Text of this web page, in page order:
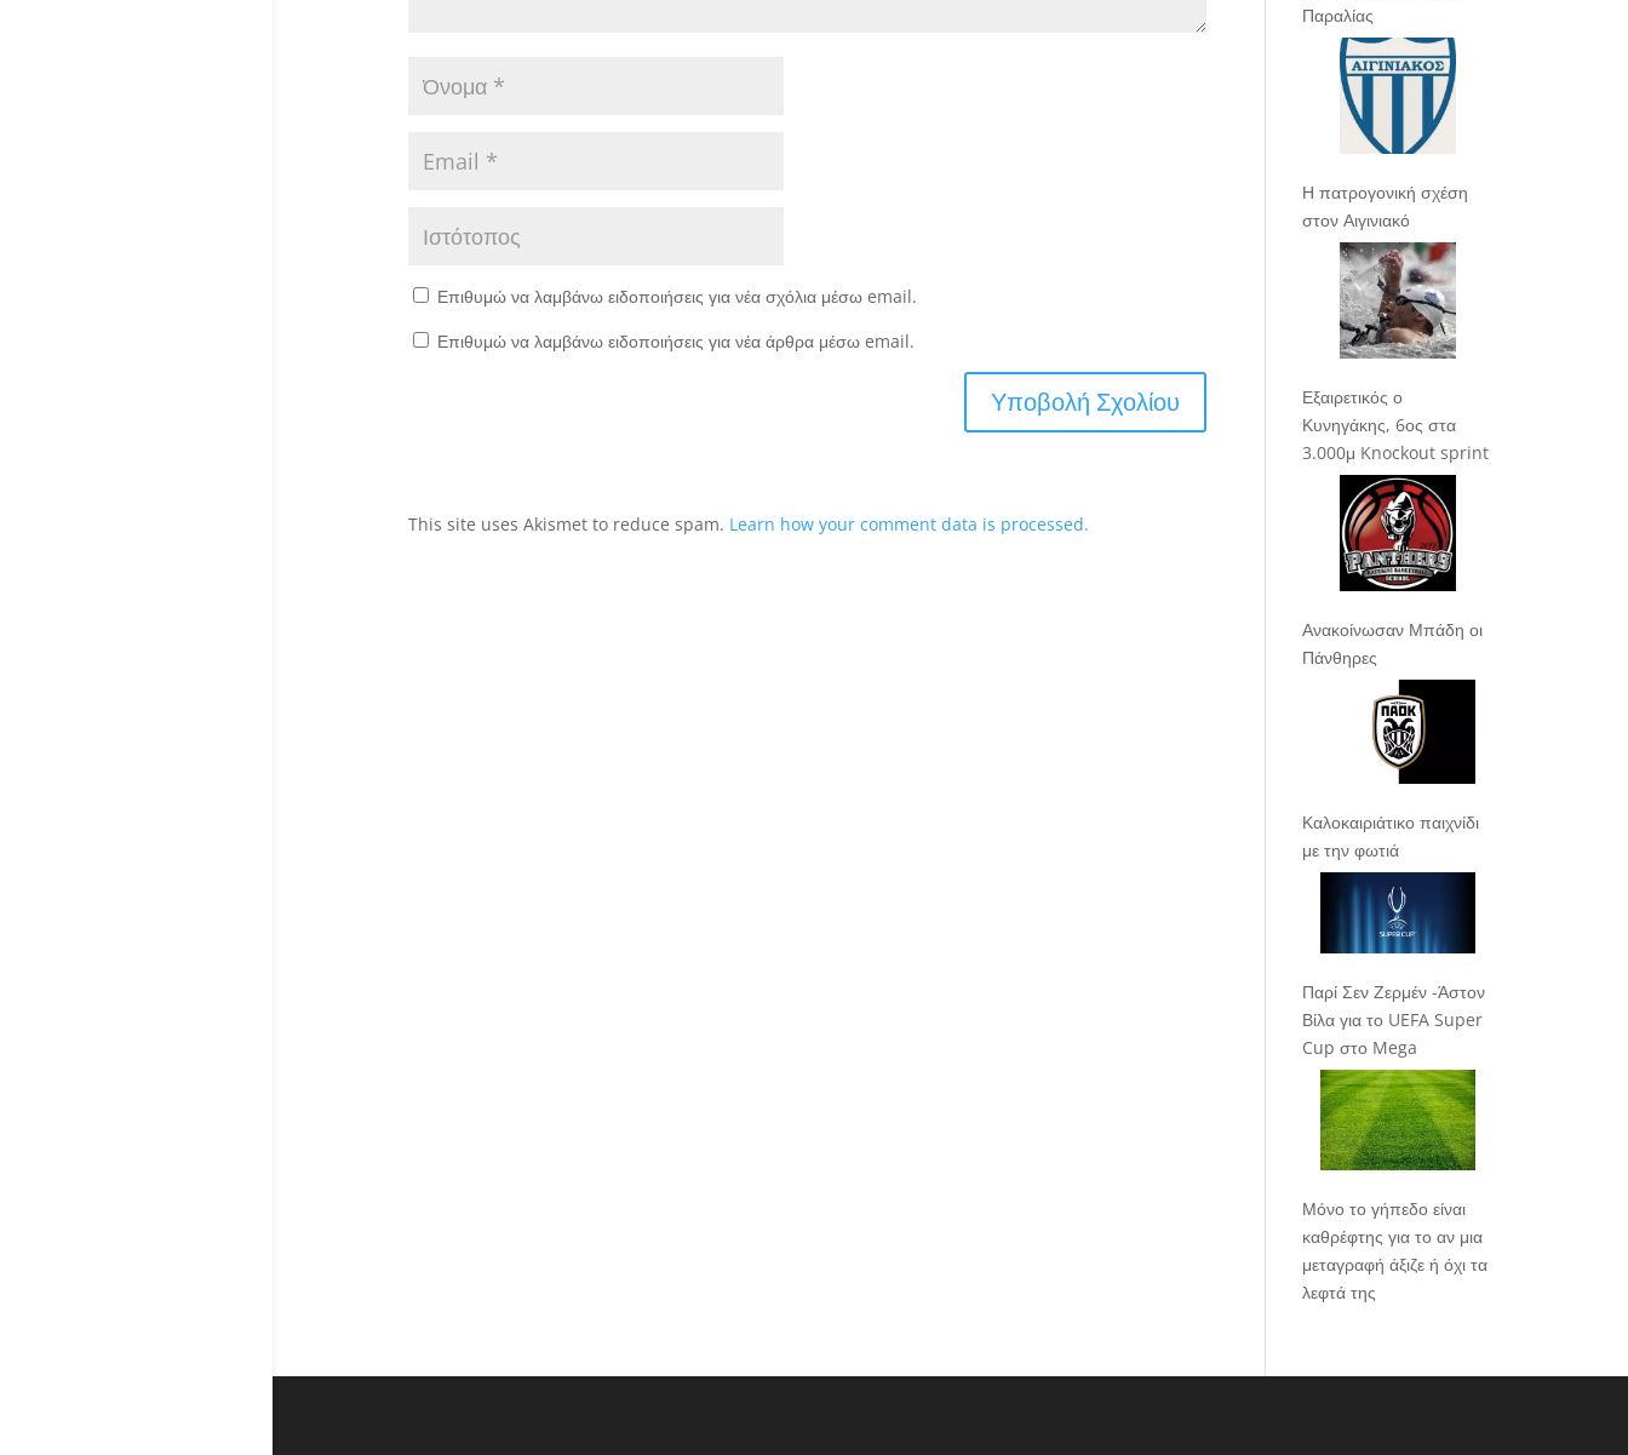
Επιθυμώ να λαμβάνω ειδοποιήσεις για νέα σχόλια μέσω email.
Επιθυμώ να λαμβάνω ειδοποιήσεις για νέα άρθρα μέσω email.
This site uses Akismet to reduce spam. Learn how your comment data is processed.
Παραλίας
Η πατρογονική σχέση
στον Αιγινιακό
Εξαιρετικός ο
Κυνηγάκης, 6ος στα
3.000μ Knockout sprint
Ανακοίνωσαν Μπάδη οι
Πάνθηρες
Καλοκαιριάτικο παιχνίδι
με την φωτιά
Παρί Σεν Ζερμέν -Άστον
Βίλα για το UEFA Super
Cup στο Mega
Μόνο το γήπεδο είναι
καθρέφτης για το αν μια
μεταγραφή άξιζε ή όχι τα
λεφτά της